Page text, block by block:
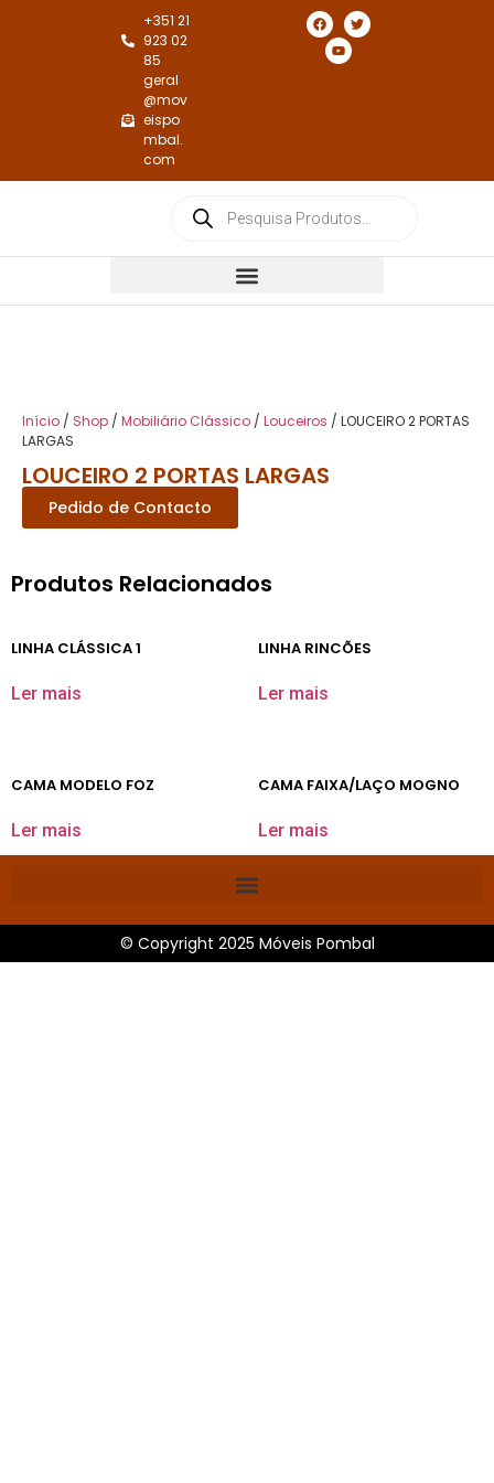
+351 21
923 02
85
geral
@mov
eispo
mbal.
com
Início / Shop / Mobiliário Clássico / Louceiros / LOUCEIRO 2 PORTAS
LARGAS
LOUCEIRO 2 PORTAS LARGAS
Pedido de Contacto
Produtos Relacionados
LINHA CLÁSSICA 1
Ler mais
LINHA RINCÕES
Ler mais
CAMA MODELO FOZ
Ler mais
CAMA FAIXA/LAÇO MOGNO
Ler mais
© Copyright 2025 Móveis Pombal